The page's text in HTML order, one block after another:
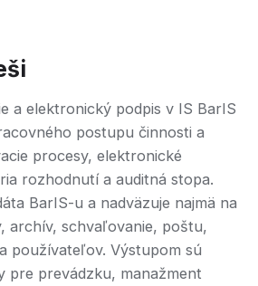
a elektronický podpis v IS BarIS
postupu činnosti a
procesy, elektronické
rozhodnutí a auditná stopa.
BarIS-u a nadväzuje najmä na
archív, schvaľovanie, poštu,
používateľov. Výstupom sú
pre prevádzku, manažment